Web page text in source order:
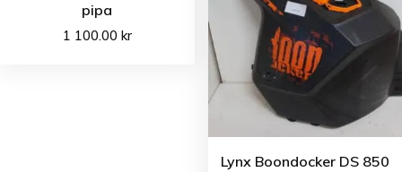
pipa
1 100.00 kr
Lynx Boondocker DS 850